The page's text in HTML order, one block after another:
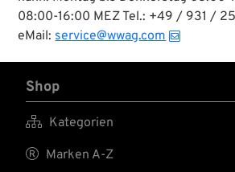
erleichtert ein
späteres Zerlegen
wesentlich.
08:00-16:00 MEZ Tel.: +49 / 931 /
eMail:service@wwag.com
Shop
 Kategorien
 Marken A-Z